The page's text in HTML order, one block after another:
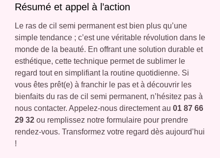
Résumé et appel à l’action
Le ras de cil semi permanent est bien plus qu’une
simple tendance ; c’est une véritable révolution dans le
monde de la beauté. En offrant une solution durable et
esthétique, cette technique permet de sublimer le
regard tout en simplifiant la routine quotidienne. Si
vous êtes prêt(e) à franchir le pas et à découvrir les
bienfaits du ras de cil semi permanent, n’hésitez pas à
nous contacter. Appelez-nous directement au 01 87 66
29 32 ou remplissez notre formulaire pour prendre
rendez-vous. Transformez votre regard dès aujourd’hui
!